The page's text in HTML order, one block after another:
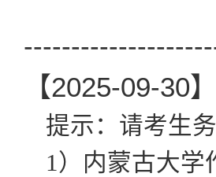
【2025-09-30】
提示：请考生
1）内蒙古大学